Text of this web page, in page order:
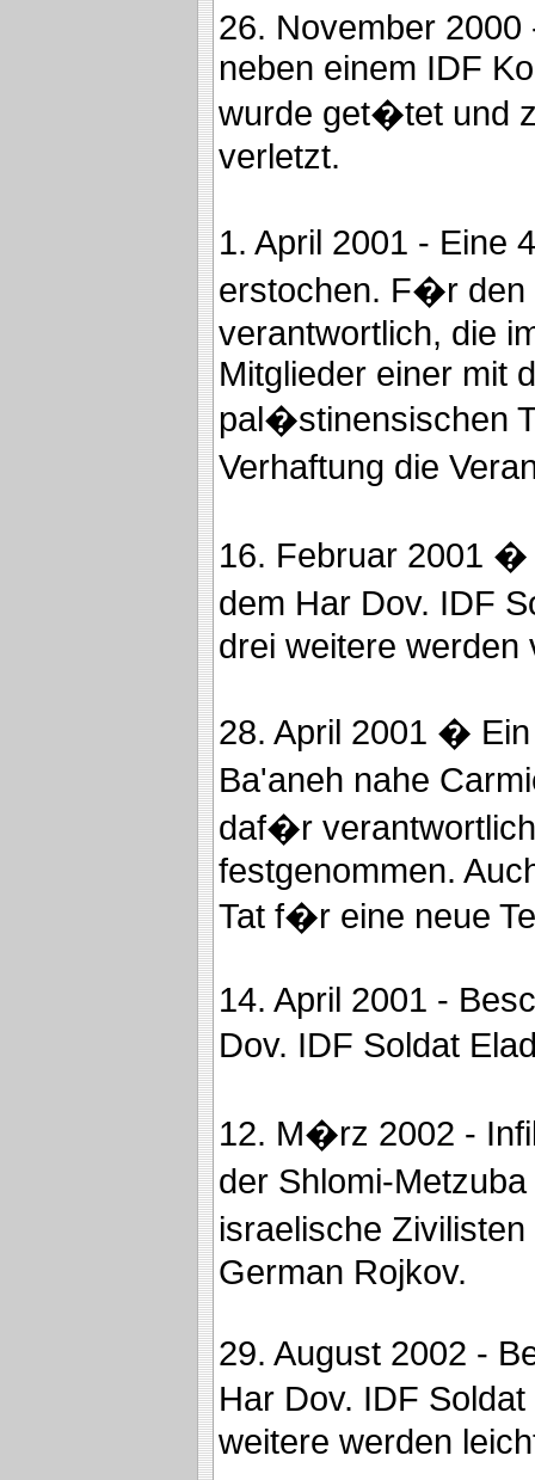
26. November
neben einem IDF
wurde get�tet und
verletzt.
1. April 2001 - Eine
erstochen. F�r den
verantwortlich, die
Mitglieder einer mit
pal�stinensischen
Verhaftung die
16. Februar 2001 �
dem Har Dov. IDF
drei weitere werden
28. April 2001 �
Ba'aneh nahe
daf�r
festgenommen.
Tat f�r eine neue
14. April 2001 -
Dov. IDF Soldat
12. M�rz 2002 -
der Shlomi-
israelische
German Rojkov.
29. August 2002 -
Har Dov. IDF
weitere werden